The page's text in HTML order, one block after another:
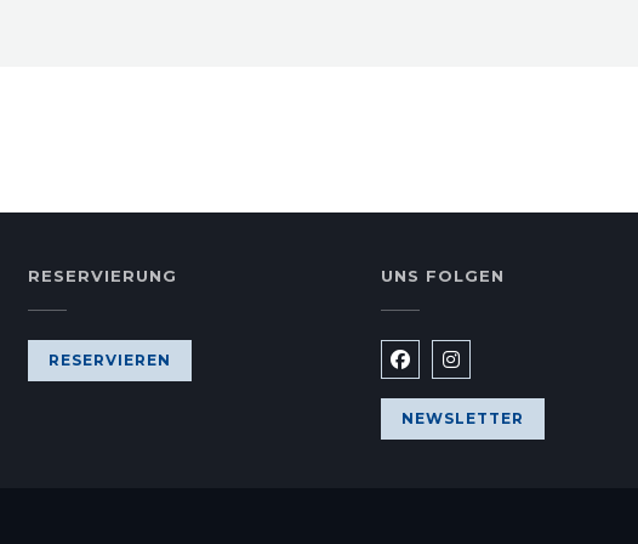
RESERVIERUNG
RESERVIEREN
UNS FOLGEN
Facebook ((öffnet ein
Instagram ((öffnet
NEWSLETTER